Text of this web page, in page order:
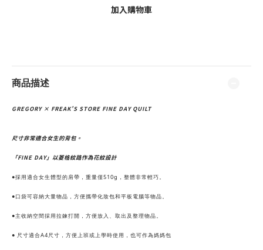
加入購物車
商品描述
GREGORY × FREAK'S STORE FINE DAY QUILT
尺寸非常適合女生的背包。
「FINE DAY」以菱格紋路作為花紋設計
●採用適合女生體型的肩帶，重量僅510g，整體非常輕巧。
●口袋可容納大量物品，方便攜帶化妝包和平板電腦等物品。
●主收納空間採用拉鍊打開，方便放入、取出及整理物品。
● 尺寸適合A4尺寸，方便上班或上學時使用，也可作為媽媽包